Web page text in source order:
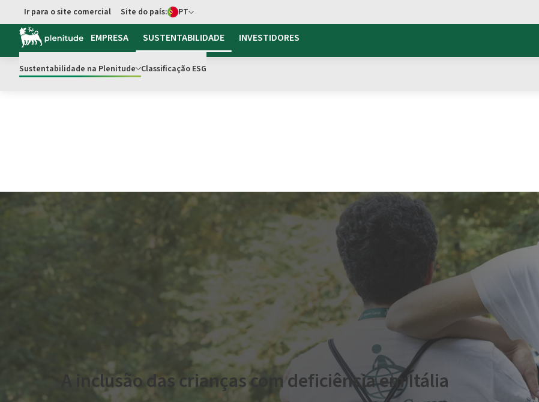
Ir para o conteúdo principal
Ir para o site comercial Seletor de idioma
Site do país: PT
EMPRESA SUSTENTABILIDADE
Sustentabilidade na Plenitude Classificação ESG
INVESTIDORES
A inclusão das crianças com deficiência em Itália